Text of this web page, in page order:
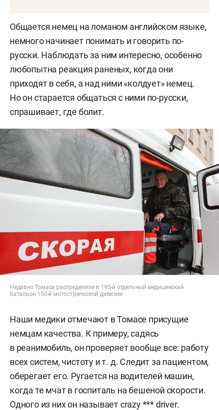
Общается немец на ломаном английском языке,
немного начинает понимать и говорить по-
русски. Наблюдать за ним интересно, особенно
любопытна реакция раненых, когда они
приходят в себя, а над ними «колдует» немец.
Но он старается общаться с ними по-русски,
спрашивает, где болит.
Недавно Томаса распределили в 195-й отдельный медицинский
батальон 150-й мотострелковой дивизии
Наши медики отмечают в Томасе присущие
немцам качества. К примеру, садясь
в реанимобиль, он проверяет вообще все: работу
всех систем, чистоту и т. д. Следит за пациентом,
оберегает его. Ругается на водителей машин,
когда те мчат в госпиталь на бешеной скорости.
Одного из них он называет crazy *** driver.